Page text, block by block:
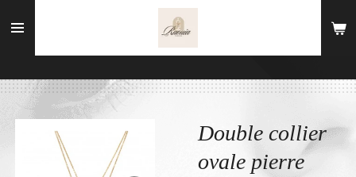
au
Double collier
ovale pierre